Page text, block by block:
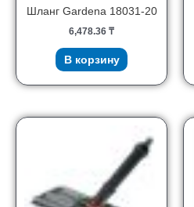
Шланг Gardena 18031-20
6,478.36 ₸
В корзину